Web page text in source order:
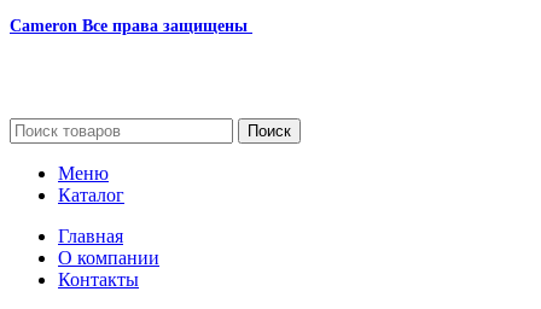
Cameron Все права защищены
Поиск
Меню
Каталог
Главная
О компании
Контакты